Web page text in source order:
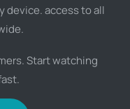
device. access to all
Start watching